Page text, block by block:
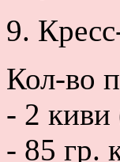
9.
Кол-во
- 2 киви
- 85 гр.